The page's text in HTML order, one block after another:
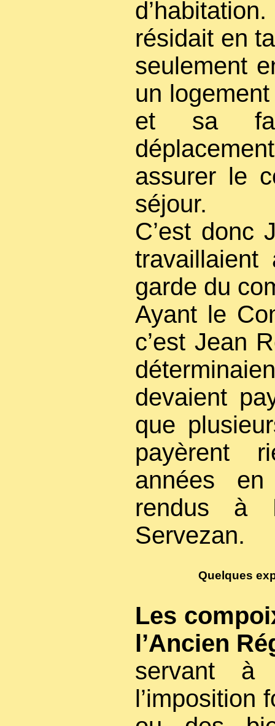
résidait en
seulement
un
et sa
assurer le
séjour.
C’est donc
garde du
Ayant le
c’est Jean
devaient
que
payèrent
années
rendus à
Servezan.
Quelques
Les
l’Ancien
servant
l’imposition